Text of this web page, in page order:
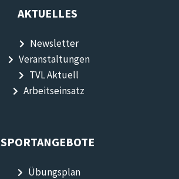
AKTUELLES
Newsletter
Veranstaltungen
TVL Aktuell
Arbeitseinsatz
SPORTANGEBOTE
Übungsplan